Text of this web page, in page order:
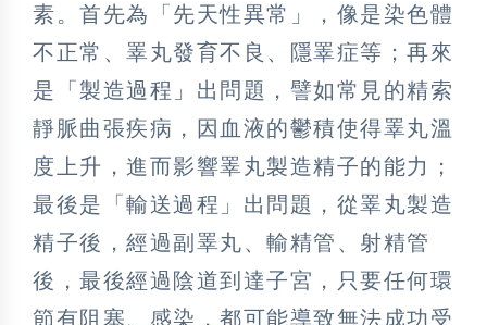
素。首先為「先天性異常」，像是染色體
不正常、睪丸發育不良、隱睪症等；再來
是「製造過程」出問題，譬如常見的精索
靜脈曲張疾病，因血液的鬱積使得睪丸溫
度上升，進而影響睪丸製造精子的能力；
最後是「輸送過程」出問題，從睪丸製造
精子後，經過副睪丸、輸精管、射精管
後，最後經過陰道到達子宮，只要任何環
節有阻塞、感染，都可能導致無法成功受